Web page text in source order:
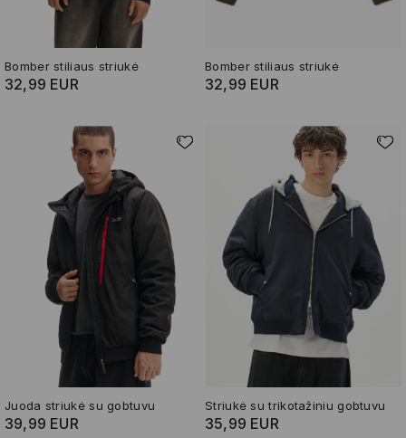
Bomber stiliaus striukė
32,99 EUR
Bomber stiliaus striukė
32,99 EUR
Juoda striukė su gobtuvu
39,99 EUR
Striukė su trikotažiniu gobtuvu
35,99 EUR